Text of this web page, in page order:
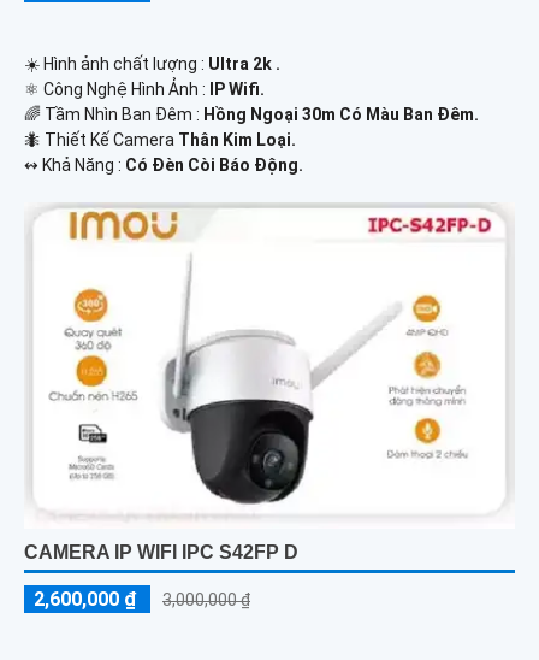
☀️ Hình ảnh chất lượng : Ultra 2k .
⚛️ Công Nghệ Hình Ảnh :
IP Wifi.
🌈 Tầm Nhìn Ban Đêm : Hồng Ngoại 30m Có Màu Ban Đêm.
🐜 Thiết Kế Camera Thân Kim Loại.
️↭ Khả Năng : Có Đèn Còi Báo Động.
CAMERA IP WIFI IPC S42FP D
2,600,000 ₫ 3,000,000 ₫